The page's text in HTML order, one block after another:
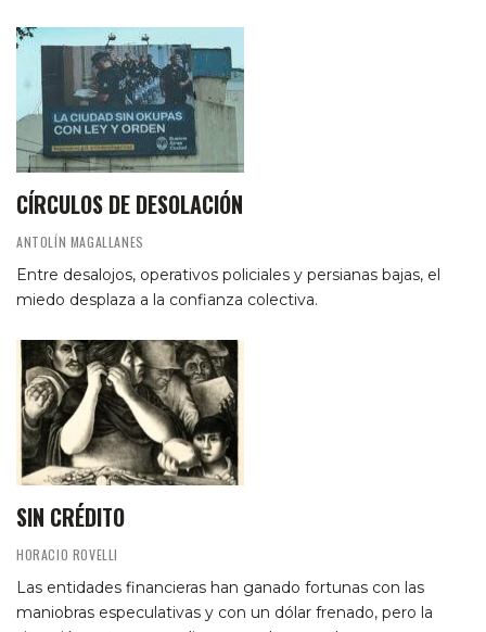
CÍRCULOS DE DESOLACIÓN
ANTOLÍN MAGALLANES
Entre desalojos, operativos policiales y persianas bajas, el
miedo desplaza a la confianza colectiva.
SIN CRÉDITO
HORACIO ROVELLI
Las entidades financieras han ganado fortunas con las
maniobras especulativas y con un dólar frenado, pero la